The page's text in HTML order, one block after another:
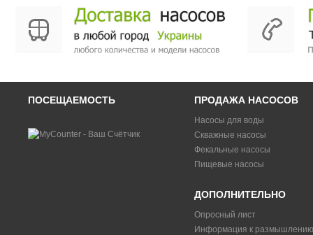
ПОСЕЩАЕМОСТЬ ПРОДАЖА НАСОСОВ
Насосы для воды
Скважные насосы
Фекальные насосы
Пищевые насосы
ДОПОЛНИТЕЛЬНО
Опросный лист
Информация к размышлению